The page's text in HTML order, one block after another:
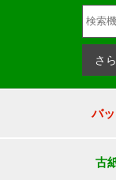
さ
バ
古